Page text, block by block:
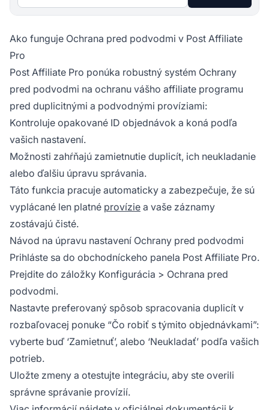
Ako funguje Ochrana pred podvodmi v Post Affiliate
Pro
Post Affiliate Pro ponúka robustný systém Ochrany
pred podvodmi na ochranu vášho affiliate programu
pred duplicitnými a podvodnými províziami:
Kontroluje opakované ID objednávok a koná podľa
vašich nastavení.
Možnosti zahŕňajú zamietnutie duplicít, ich neukladanie
alebo ďalšiu úpravu správania.
Táto funkcia pracuje automaticky a zabezpečuje, že sú
vyplácané len platné provízie a vaše záznamy
zostávajú čisté.
Návod na úpravu nastavení Ochrany pred podvodmi
Prihláste sa do obchodníckeho panela Post Affiliate Pro.
Prejdite do záložky Konfigurácia > Ochrana pred
podvodmi.
Nastavte preferovaný spôsob spracovania duplicít v
rozbaľovacej ponuke “Čo robiť s týmito objednávkami”:
vyberte buď ‘Zamietnuť’, alebo ‘Neukladať’ podľa vašich
potrieb.
Uložte zmeny a otestujte integráciu, aby ste overili
správne správanie provízií.